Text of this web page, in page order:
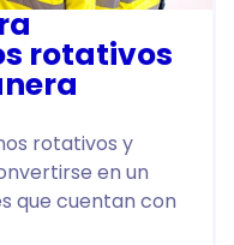
rotativos
rotativos y
en un
que cuentan con